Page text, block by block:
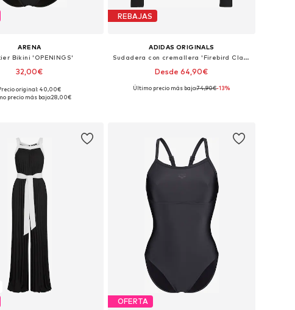
ARENA
Bikini 'OPENINGS'
32,00€
XS, S, M, L, XL
original: 40,00€
precio más bajo:28,00€
REBAJAS
ADIDAS ORIGINALS
Sudadera con cremallera 'Firebird Classic'
Desde 64,90€
+8
Tallas disponibles: XXS, XS, S, M, L
Último precio más bajo:74,90€-13%
OFERTA